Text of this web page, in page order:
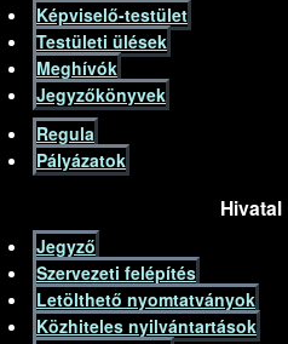
Képviselő-testület
Testületi ülések
Meghívók
Jegyzőkönyvek
Regula
Pályázatok
Hivatal
Jegyző
Szervezeti felépítés
Letölthető nyomtatványok
Közhiteles nyilvántartások